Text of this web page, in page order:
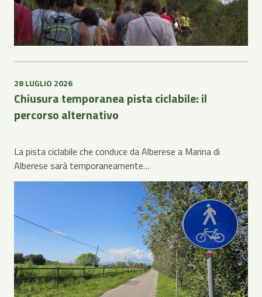
28 LUGLIO 2026
Chiusura temporanea pista ciclabile: il
percorso alternativo
La pista ciclabile che conduce da Alberese a Marina di
Alberese sarà temporaneamente…